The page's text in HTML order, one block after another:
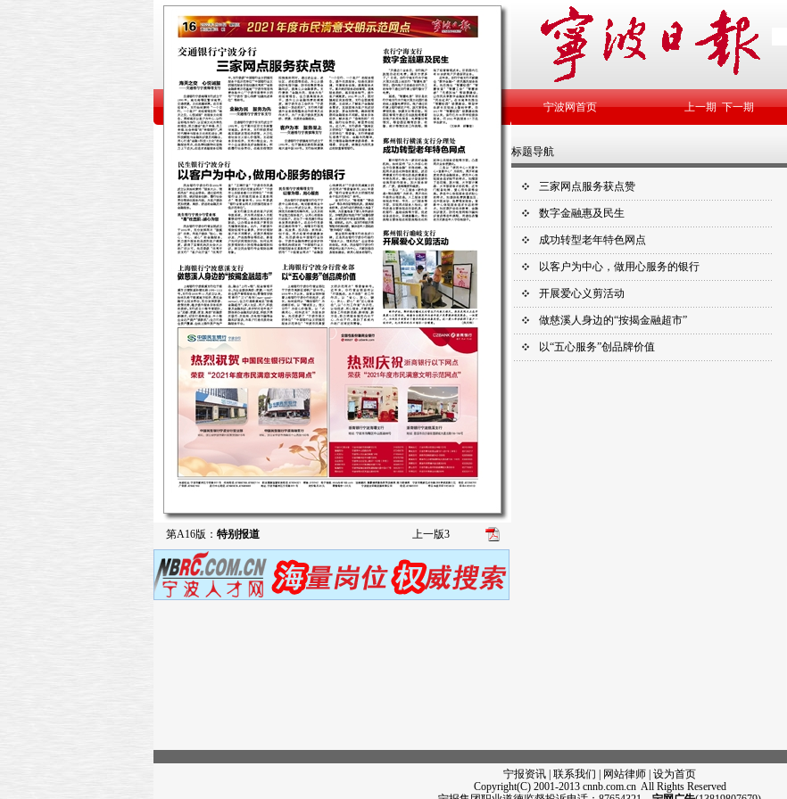
第A16版： 特别报道 上一版3
宁波网首页 上一期 下一期
标题导航
三家网点服务获点赞
数字金融惠及民生
成功转型老年特色网点
以客户为中心，做用心服务的银行
开展爱心义剪活动
做慈溪人身边的“按揭金融超市”
以“五心服务”创品牌价值
宁报资讯 | 联系我们 | 网站律师 | 设为首页
Copyright(C) 2001-2013 cnnb.com.cn All Rights Reserved